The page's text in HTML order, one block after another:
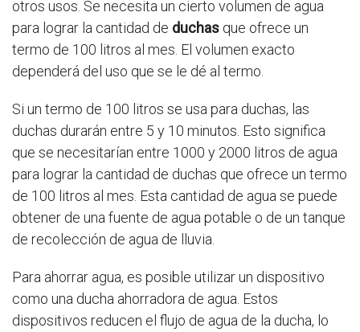
otros usos. Se necesita un cierto volumen de agua
para lograr la cantidad de duchas que ofrece un
termo de 100 litros al mes. El volumen exacto
dependerá del uso que se le dé al termo.
Si un termo de 100 litros se usa para duchas, las
duchas durarán entre 5 y 10 minutos. Esto significa
que se necesitarían entre 1000 y 2000 litros de agua
para lograr la cantidad de duchas que ofrece un termo
de 100 litros al mes. Esta cantidad de agua se puede
obtener de una fuente de agua potable o de un tanque
de recolección de agua de lluvia.
Para ahorrar agua, es posible utilizar un dispositivo
como una ducha ahorradora de agua. Estos
dispositivos reducen el flujo de agua de la ducha, lo